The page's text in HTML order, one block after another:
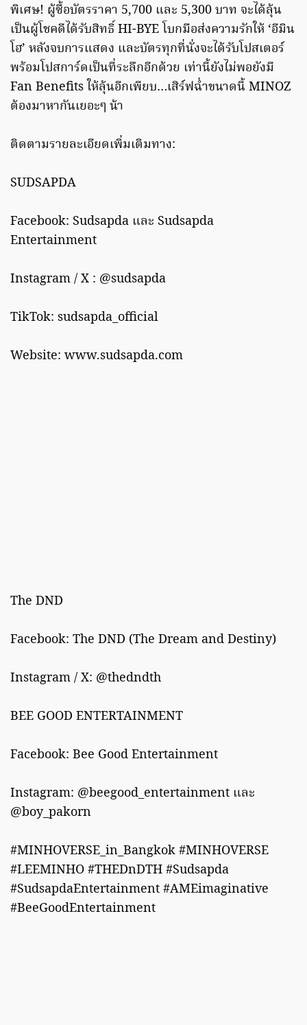
พิเศษ! ผู้ซื้อบัตรราคา 5,700 และ 5,300 บาท จะได้ลุ้น
เป็นผู้โชคดีได้รับสิทธิ์ HI-BYE โบกมือส่งความรักให้ ‘อีมิน
โฮ’ หลังจบการแสดง และบัตรทุกที่นั่งจะได้รับโปสเตอร์
พร้อมโปสการ์ดเป็นที่ระลึกอีกด้วย เท่านี้ยังไม่พอยังมี
Fan Benefits ให้ลุ้นอีกเพียบ…เสิร์ฟฉ่ำขนาดนี้ MINOZ
ต้องมาหากันเยอะๆ น้า
ติดตามรายละเอียดเพิ่มเติมทาง:
SUDSAPDA
Facebook: Sudsapda และ Sudsapda
Entertainment
Instagram / X : @sudsapda
TikTok: sudsapda_official
Website: www.sudsapda.com
The DND
Facebook: The DND (The Dream and Destiny)
Instagram / X: @thedndth
BEE GOOD ENTERTAINMENT
Facebook: Bee Good Entertainment
Instagram: @beegood_entertainment และ
@boy_pakorn
#MINHOVERSE_in_Bangkok #MINHOVERSE
#LEEMINHO #THEDnDTH #Sudsapda
#SudsapdaEntertainment #AMEimaginative
#BeeGoodEntertainment